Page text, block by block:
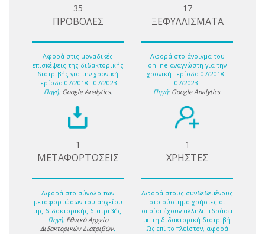
35
ΠΡΟΒΟΛΕΣ
Αφορά στις μοναδικές
επισκέψεις της διδακτορικής
διατριβής για την χρονική
περίοδο 07/2018 - 07/2023.
Πηγή: Google Analytics.
17
ΞΕΦΥΛΛΙΣΜΑΤΑ
Αφορά στο άνοιγμα του
online αναγνώστη για την
χρονική περίοδο 07/2018 -
07/2023.
Πηγή: Google Analytics.
1
ΜΕΤΑΦΟΡΤΩΣΕΙΣ
Αφορά στο σύνολο των
μεταφορτώσων του αρχείου
της διδακτορικής διατριβής.
Πηγή: Εθνικό Αρχείο
Διδακτορικών Διατριβών.
1
ΧΡΗΣΤΕΣ
Αφορά στους συνδεδεμένους
στο σύστημα χρήστες οι
οποίοι έχουν αλληλεπιδράσει
με τη διδακτορική διατριβή.
Ως επί το πλείστον, αφορά